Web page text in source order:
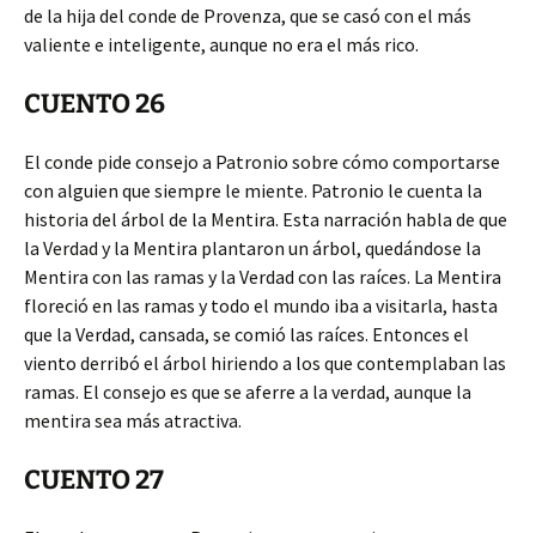
de la hija del conde de Provenza, que se casó con el más
valiente e inteligente, aunque no era el más rico.
CUENTO 26
El conde pide consejo a Patronio sobre cómo comportarse
con alguien que siempre le miente. Patronio le cuenta la
historia del árbol de la Mentira. Esta narración habla de que
la Verdad y la Mentira plantaron un árbol, quedándose la
Mentira con las ramas y la Verdad con las raíces. La Mentira
floreció en las ramas y todo el mundo iba a visitarla, hasta
que la Verdad, cansada, se comió las raíces. Entonces el
viento derribó el árbol hiriendo a los que contemplaban las
ramas. El consejo es que se aferre a la verdad, aunque la
mentira sea más atractiva.
CUENTO 27